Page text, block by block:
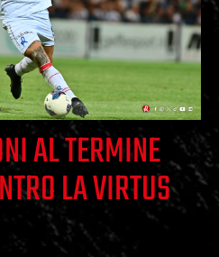
AL TERMINE
LA VIRTUS